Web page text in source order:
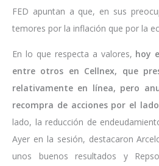
FED apuntan a que, en sus
temores por la inflación que por la
En lo que respecta a valores, hoy
entre otros en Cellnex, que
relativamente en línea, pero
recompra de acciones por el
lado, la reducción de
Ayer en la sesión, destacaron
unos buenos resultados y